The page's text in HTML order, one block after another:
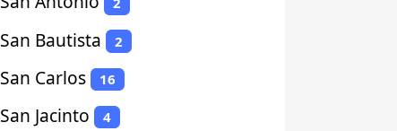
San Bautista 2
San Carlos 16
San Jacinto 4